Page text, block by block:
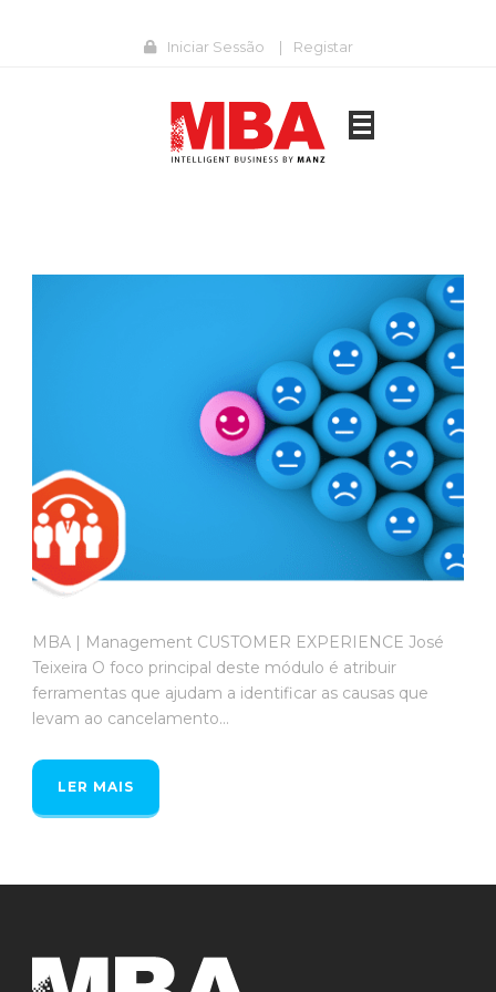
Iniciar Sessão | Registar
MBA | Management CUSTOMER EXPERIENCE José
Teixeira O foco principal deste módulo é atribuir
ferramentas que ajudam a identificar as causas que
levam ao cancelamento...
LER MAIS